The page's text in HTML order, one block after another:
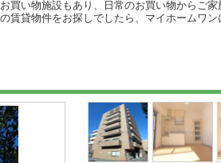
い物施設もあり、日常のお買い物からご家
貸物件をお探しでしたら、マイホームワン